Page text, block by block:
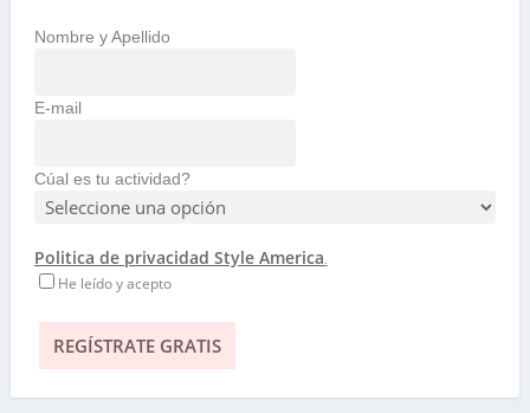
Nombre y Apellido
E-mail
Cúal es tu actividad?
Politica de privacidad Style America.
He leído y acepto